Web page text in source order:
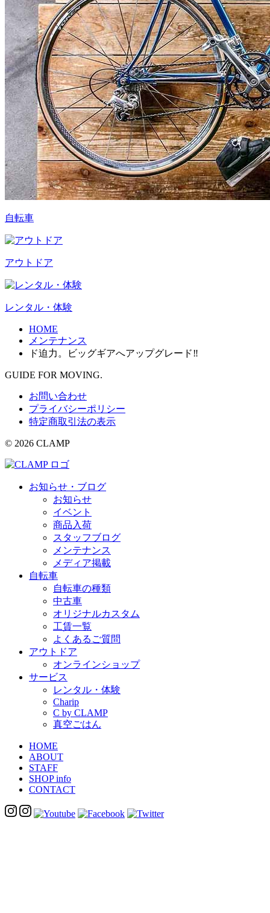
自転車
アウトドア
レンタル・体験
HOME
メンテナンス
ド迫力。ビッグギアへアップグレード‼
GUIDE FOR MOVING.
お問い合わせ
プライバシーポリシー
特定商取引法の表示
© 2026 CLAMP
お知らせ・ブログ
お知らせ
イベント
商品入荷
スタッフブログ
メンテナンス
メディア掲載
自転車
自転車の種類
中古車
オリジナルカスタム
工賃一覧
よくあるご質問
アウトドア
オンラインショップ
サービス
レンタル・体験
Charip
C by CLAMP
真空ごはん
HOME
ABOUT
STAFF
SHOP info
CONTACT